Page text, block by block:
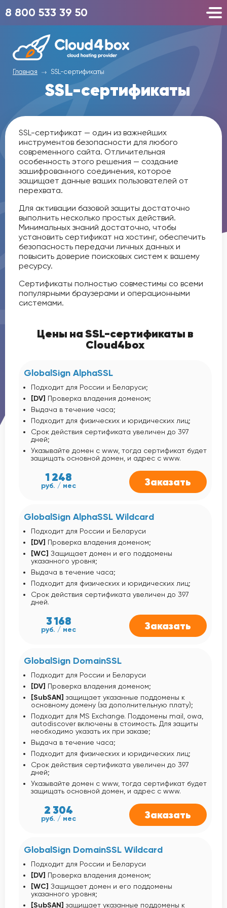
8 800 533 39 50
Главная SSL-сертификаты
SSL-сертификаты
SSL-сертификат — один из важнейших
инструментов безопасности для любого
современного сайта. Отличительная
особенность этого решения — создание
зашифрованного соединения, которое
защищает данные ваших пользователей от
перехвата.
Для активации базовой защиты достаточно
выполнить несколько простых действий.
Минимальных знаний достаточно, чтобы
установить сертификат на хостинг, обеспечить
безопасность передачи личных данных и
повысить доверие поисковых систем к вашему
ресурсу.
Сертификаты полностью совместимы со всеми
популярными браузерами и операционными
системами.
Цены на SSL-сертификаты в
Cloud4box
Заказать
GlobalSign AlphaSSL
Подходит для России и Беларуси;
[DV] Проверка владения доменом;
Выдача в течение часа;
Подходит для физических и юридических лиц;
Срок действия сертификата увеличен до 397
дней;
Указывайте домен с www, тогда сертификат будет
защищать основной домен, и адрес с www.
1 248
руб. / мес
Заказать
GlobalSign AlphaSSL Wildcard
Подходит для России и Беларуси
[DV] Проверка владения доменом;
[WC] Защищает домен и его поддомены
указанного уровня;
Выдача в течение часа;
Подходит для физических и юридических лиц;
Срок действия сертификата увеличен до 397
дней.
3 168
руб. / мес
Заказать
GlobalSign DomainSSL
Подходит для России и Беларуси
[DV] Проверка владения доменом;
[SubSAN] защищает указанные поддомены к
основному домену (за дополнительную плату);
Подходит для MS Exchange. Поддомены mail, owa,
autodiscover включены в стоимость. Для защиты
необходимо указать их при заказе;
Выдача в течение часа;
Подходит для физических и юридических лиц;
Срок действия сертификата увеличен до 397
дней;
Указывайте домен с www, тогда сертификат будет
защищать основной домен, и адрес с www.
2 304
руб. / мес
GlobalSign DomainSSL Wildcard
Подходит для России и Беларуси
[DV] Проверка владения доменом;
[WC] Защищает домен и его поддомены
указанного уровня;
[SubSAN] защищает указанные поддомены к